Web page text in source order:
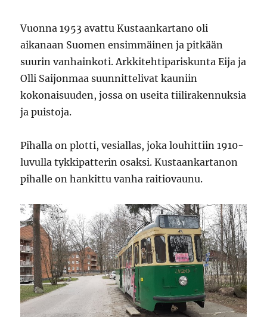
Vuonna 1953 avattu Kustaankartano oli
aikanaan Suomen ensimmäinen ja pitkään
suurin vanhainkoti. Arkkitehtipariskunta Eija ja
Olli Saijonmaa suunnittelivat kauniin
kokonaisuuden, jossa on useita tiilirakennuksia
ja puistoja.
Pihalla on plotti, vesiallas, joka louhittiin 1910-
luvulla tykkipatterin osaksi. Kustaankartanon
pihalle on hankittu vanha raitiovaunu.